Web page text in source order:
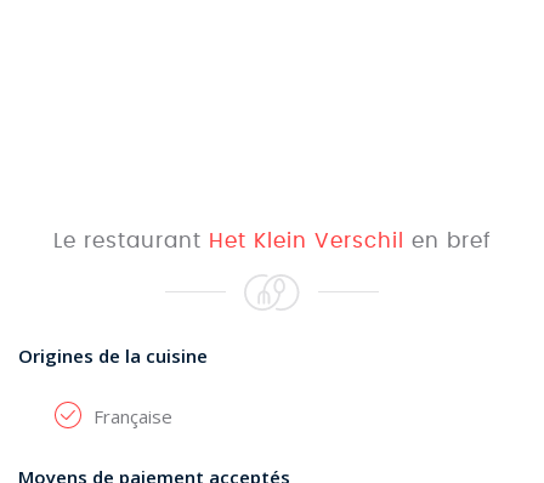
Le restaurant Het Klein Verschil en bref
Origines de la cuisine
Française
Moyens de paiement acceptés